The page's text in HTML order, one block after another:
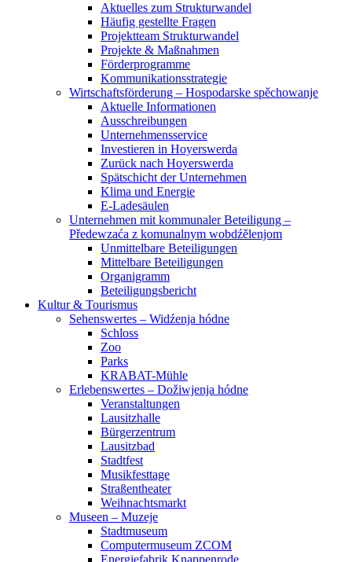
Aktuelles zum Strukturwandel
Häufig gestellte Fragen
Projektteam Strukturwandel
Projekte & Maßnahmen
Förderprogramme
Kommunikationsstrategie
Wirtschaftsförderung – Hospodarske spěchowanje
Aktuelle Informationen
Ausschreibungen
Unternehmensservice
Investieren in Hoyerswerda
Zurück nach Hoyerswerda
Spätschicht der Unternehmen
Klima und Energie
E-Ladesäulen
Unternehmen mit kommunaler Beteiligung –
Předewzaća z komunalnym wobdźělenjom
Unmittelbare Beteiligungen
Mittelbare Beteiligungen
Organigramm
Beteiligungsbericht
Kultur & Tourismus
Sehenswertes – Widźenja hódne
Schloss
Zoo
Parks
KRABAT-Mühle
Erlebenswertes – Dožiwjenja hódne
Veranstaltungen
Lausitzhalle
Bürgerzentrum
Lausitzbad
Stadtfest
Musikfesttage
Straßentheater
Weihnachtsmarkt
Museen – Muzeje
Stadtmuseum
Computermuseum ZCOM